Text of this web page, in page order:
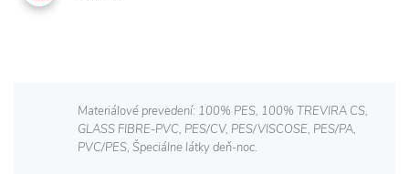
Materiálové prevedení: 100% PES, 100% TREVIRA CS,
GLASS FIBRE-PVC, PES/CV, PES/VISCOSE, PES/PA,
PVC/PES, Špeciálne látky deň-noc.